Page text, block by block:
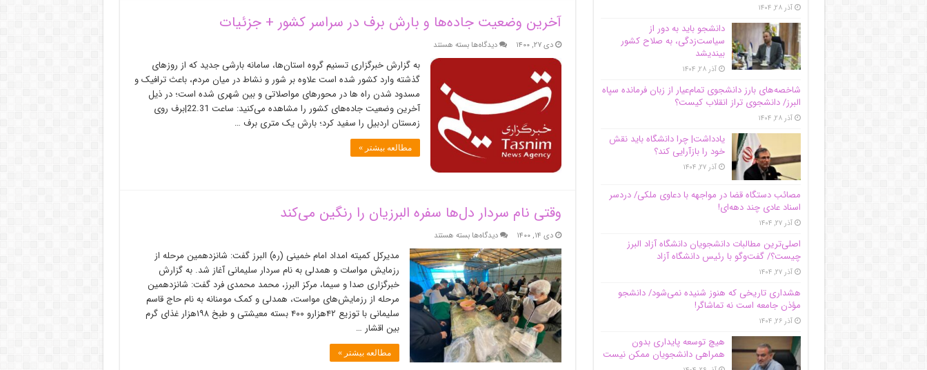
آخرین وضعیت جاده‌ها و بارش برف در سراسر کشور ‌+ جزئیات
دی ۲۷, ۱۴۰۰ دیدگاه‌هابرای
آخرین
جاده‌ها
بارش
برف
در
سراسر
کشور
بسته هستند
به گزارش خبرگزاری تسنیم گروه استان‌ها، سامانه بارشی جدید که از روزهای
گذشته وارد کشور شده است علاوه بر شور و نشاط در میان مردم، باعث ترافیک و
مسدود شدن راه ها در محورهای مواصلاتی و بین شهری شده است؛ در ذیل
آخرین وضعیت جاده‌های کشور را مشاهده می‌کنید: ساعت 22.31|‌برف روی
زمستان اردبیل را سفید کرد؛ بارش یک‌ متری برف …
مطالعه بیشتر »
وقتی نام سردار دل‌ها سفره البرزیان را رنگین می‌کند
دی ۱۴, ۱۴۰۰ دیدگاه‌هابرای
وقتی
نام
سردار
دل‌ها
سفره
البرزیان
را
رنگین
می‌کند
بسته هستند
مدیرکل کمیته امداد امام خمینی (ره) البرز گفت: شانزدهمین مرحله از
رزمایش مواسات و همدلی به نام سردار سلیمانی آغاز شد. به گزارش
خبرگزاری صدا و سیما، مرکز البرز، محمد محمدی فرد گفت: شانزدهمین
مرحله از رزمایش‌های مواست، همدلی و کمک مومنانه به نام حاج قاسم
سلیمانی با توزیع ۴۲هزارو ۴۰۰ بسته معیشتی و طبخ ۱۹۸هزار غذای گرم
بین اقشار …
مطالعه بیشتر »
آذر ۲۸, ۱۴۰۴
دانشجو باید به دور از
سیاست‌زدگی، به صلاح کشور
بیندیشد
آذر ۲۸, ۱۴۰۴
شاخصه‌های بارز دانشجوی تمام‌عیار از زبان فرمانده سپاه
البرز/ دانشجوی تراز انقلاب کیست؟
آذر ۲۸, ۱۴۰۴
یادداشت| چرا دانشگاه باید نقش
خود را بازآرایی کند؟
آذر ۲۷, ۱۴۰۴
مصائب دستگاه قضا در مواجهه با دعاوی ملکی/ دردسر
اسناد عادی چند‌ دهه‌ای!
آذر ۲۷, ۱۴۰۴
اصلی‌ترین مطالبات دانشجویان دانشگاه آزاد البرز
چیست؟/ گفت‌وگو با رئیس دانشگاه آز‌اد
آذر ۲۷, ۱۴۰۴
هشداری تاریخی که هنوز شنیده نمی‌شود/ دانشجو
مؤذن جامعه است نه تماشاگر!
آذر ۲۶, ۱۴۰۴
هیچ توسعه پایداری بدون
همراهی دانشجویان ممکن نیست